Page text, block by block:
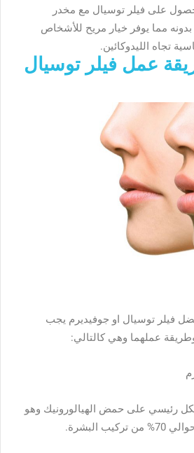
على فيلر توسيال مع مخدر
مما يوفر خيار مريح للأشخاص
تجاه الليدوكائين.
عمل فيلر توسيال
فيلر توسيال او جوفيديرم يجب
عملهما وهي كالتالي:
رئيسي على حمض الهيالورونيك وهو
البشرة.